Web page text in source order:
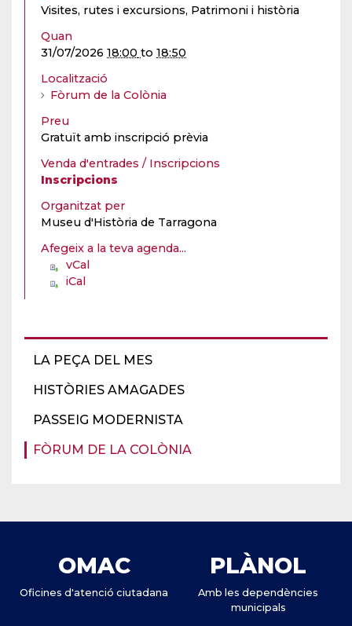
LA PEÇA DEL MES
HISTÒRIES AMAGADES
PASSEIG MODERNISTA
FÒRUM DE LA COLÒNIA
Visites, rutes i excursions, Patrimoni i història
Quan
31/07/2026 18:00 to 18:50
Localització
Fòrum de la Colònia
Preu
Gratuït amb inscripció prèvia
Venda d'entrades / Inscripcions
Inscripcions
Organitzat per
Museu d'Història de Tarragona
Afegeix a la teva agenda...
vCal
iCal
OMAC
Oficines d'atenció ciutadana
PLÀNOL
Amb les dependències
municipals